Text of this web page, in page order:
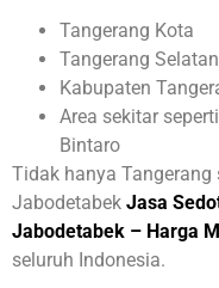
Tangerang Kota
Tangerang Selatan
Kabupaten
Area sekitar
Bintaro
Tidak hanya
Jabodetabek Jasa
Jabodetabek – Harga
seluruh Indonesia.